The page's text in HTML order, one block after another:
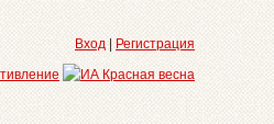
Вход Регистрация